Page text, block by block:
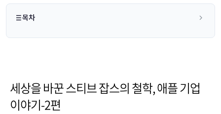
목차
세상을 바꾼 스티브 잡스의 철학, 애플 기업
이야기-2편